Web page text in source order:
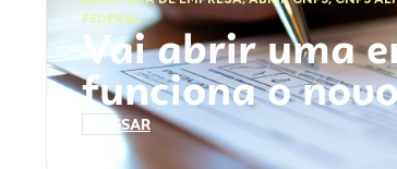
FEDERAL
Vai abrir uma
funciona o
ACESSAR